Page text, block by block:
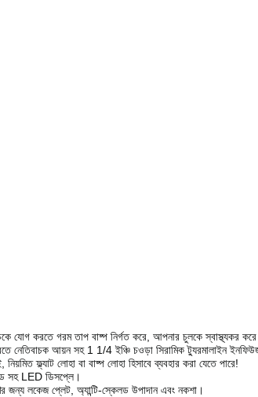
যোগ করতে গরম তাপ বাষ্প নির্গত করে, আপনার চুলকে স্বাস্থ্যকর
নেতিবাচক আয়ন সহ 1 1/4 ইঞ্চি চওড়া সিরামিক ট্যুরমালাইন
ফ্ল্যাট লোহা বা বাষ্প লোহা হিসাবে ব্যবহার করা যেতে পারে!
সহ LED ডিসপ্লে।
জন্য লকেজ প্লেট, অ্যান্টি-স্কেলড উপাদান এবং নকশা।